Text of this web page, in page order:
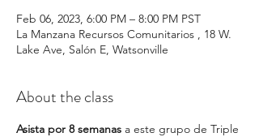
Feb 06, 2023, 6:00 PM – 8:00 PM PST
La Manzana Recursos Comunitarios , 18 W.
Lake Ave, Salón E, Watsonville
About the class
Asista por 8 semanas a este grupo de Triple